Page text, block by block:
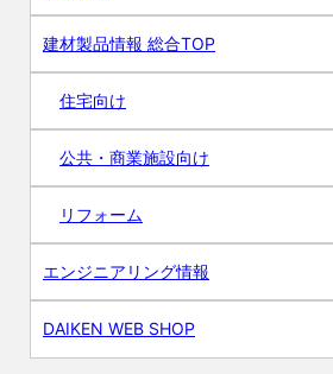
建材製品情報 総合TOP
住宅向け
公共・商業施設向け
リフォーム
エンジニアリング情報
DAIKEN WEB SHOP